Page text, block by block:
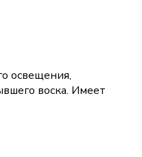
освещения,
воска. Имеет